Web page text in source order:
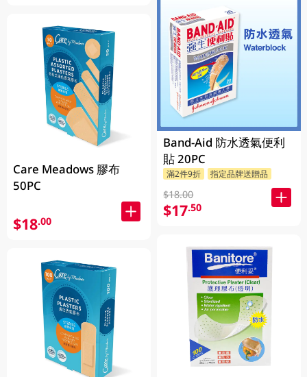
Care Meadows 膠布
50PC
$18.00
Band-Aid 防水透氣便利
貼 20PC
滿2件9折 指定品牌送贈品
$18.00
$17.50